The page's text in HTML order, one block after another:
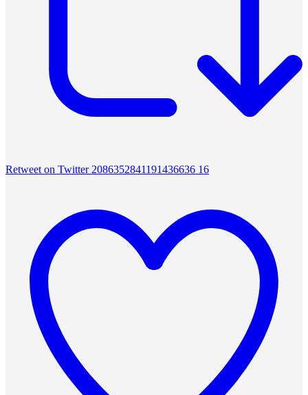
Retweet on Twitter 2086352841191436636 16